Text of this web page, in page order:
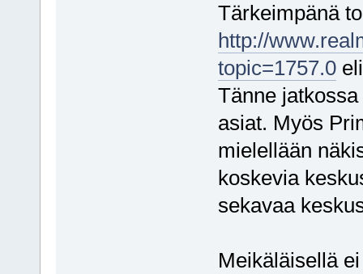
Tärkeimpänä
http://
topic=1757.0eli
Tänne
asiat. Myös
mielellään
koskevia
sekavaa
Meikäläisellä